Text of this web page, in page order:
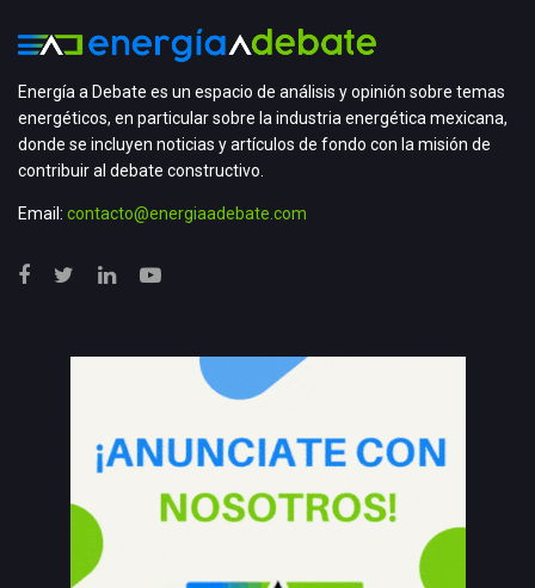
Energía a Debate es un espacio de análisis y opinión sobre temas
energéticos, en particular sobre la industria energética mexicana,
donde se incluyen noticias y artículos de fondo con la misión de
contribuir al debate constructivo.
Email: contacto@energiaadebate.com